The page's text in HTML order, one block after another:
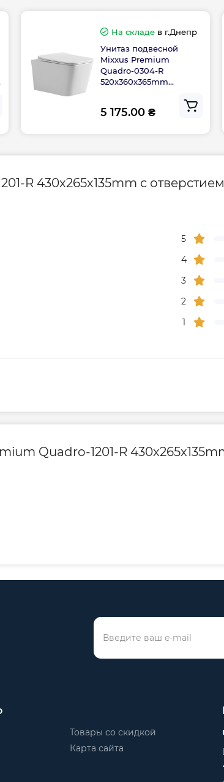
Ширина, мм
Гарантия производителя, мес
На складе в г.Днепр
Унитаз подвесной
Mixxus Premium
Quadro-0304-R
520x360x365mm
5 175.00 ₴
R 430х265х135mm с
5
4
3
2
1
Quadro-1201-R
Товары со скидкой
Карта сайта